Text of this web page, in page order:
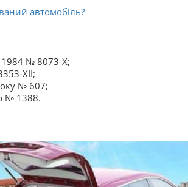
автомобіль?
1984 № 8073-X;
XII;
№ 607;
№ 1388.